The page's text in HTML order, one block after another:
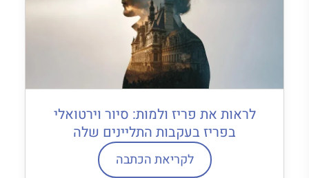
לראות את פריז ולמות: סיור וירטואלי
בפריז בעקבות התליינים שלה
לקריאת הכתבה